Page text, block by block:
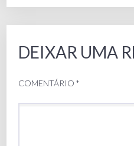
DEIXAR UMA
COMENTÁRIO*